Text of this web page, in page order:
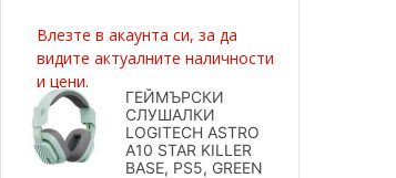
Влезте в акаунта си, за да
видите актуалните наличности
и цени.
ГЕЙМЪРСКИ
СЛУШАЛКИ
LOGITECH ASTRO
A10 STAR KILLER
BASE, PS5, GREEN